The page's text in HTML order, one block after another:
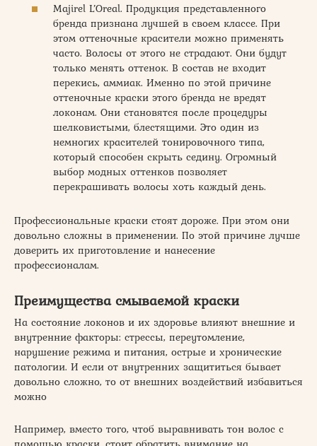
Majirel L’Oreal. Продукция представленного
бренда признана лучшей в своем классе. При
этом оттеночные красители можно применять
часто. Волосы от этого не страдают. Они будут
только менять оттенок. В состав не входит
перекись, аммиак. Именно по этой причине
оттеночные краски этого бренда не вредят
локонам. Они становятся после процедуры
шелковистыми, блестящими. Это один из
немногих красителей тонировочного типа,
который способен скрыть седину. Огромный
выбор модных оттенков позволяет
перекрашивать волосы хоть каждый день.
Профессиональные краски стоят дороже. При этом они
довольно сложны в применении. По этой причине лучше
доверить их приготовление и нанесение
профессионалам.
Преимущества смываемой краски
На состояние локонов и их здоровье влияют внешние и
внутренние факторы: стрессы, переутомление,
нарушение режима и питания, острые и хронические
патологии. И если от внутренних защититься бывает
довольно сложно, то от внешних воздействий избавиться
можно
Например, вместо того, чтоб выравнивать тон волос с